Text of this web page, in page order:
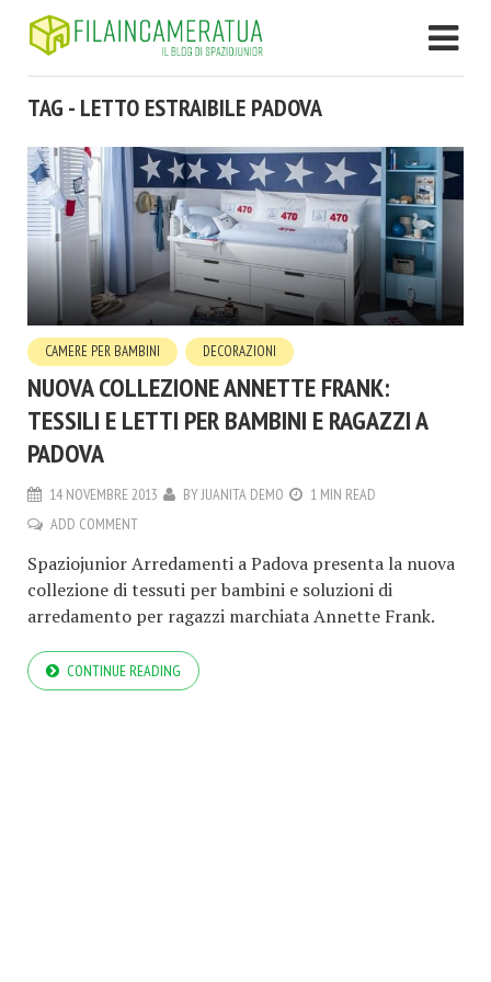
TAG - LETTO ESTRAIBILE PADOVA
CAMERE PER BAMBINI DECORAZIONI
NUOVA COLLEZIONE ANNETTE FRANK:
TESSILI E LETTI PER BAMBINI E RAGAZZI A
PADOVA
14 NOVEMBRE 2013 BYJUANITA DEMO
1 MIN READ
ADD COMMENT
Spaziojunior Arredamenti a Padova presenta la nuova
collezione di tessuti per bambini e soluzioni di
arredamento per ragazzi marchiata Annette Frank.
CONTINUE READING